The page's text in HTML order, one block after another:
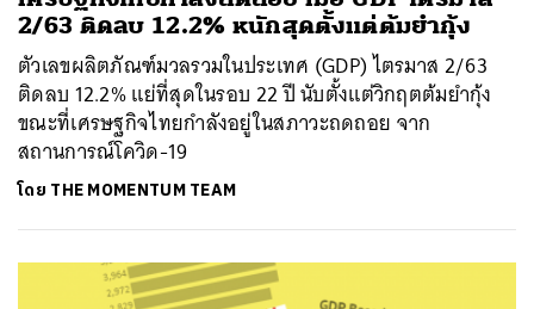
2/63 ติดลบ 12.2% หนักสุดตั้งแต่ต้มยำกุ้ง
ตัวเลขผลิตภัณฑ์มวลรวมในประเทศ (GDP) ไตรมาส 2/63
ติดลบ 12.2% แย่ที่สุดในรอบ 22 ปี นับตั้งแต่วิกฤตต้มยำกุ้ง
ขณะที่เศรษฐกิจไทยกำลังอยู่ในสภาวะถดถอย จาก
สถานการณ์โควิด-19
โดย THE MOMENTUM TEAM